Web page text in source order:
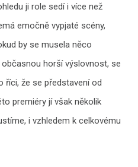
ji role sedí i více než
emočně vypjaté scény,
by se musela něco
horší výslovnost, se
říci, že se představení od
premiéry jí však několik
i vzhledem k celkovému